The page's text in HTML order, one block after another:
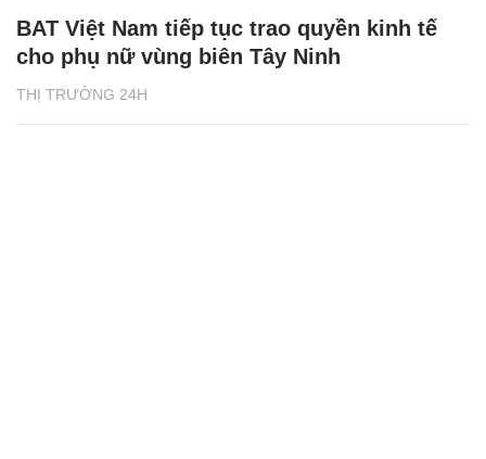
THỊ TRƯỜNG 24H
BAT Việt Nam tiếp tục trao quyền kinh tế
cho phụ nữ vùng biên Tây Ninh